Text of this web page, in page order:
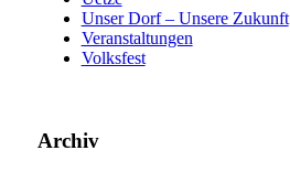
Unser Dorf – Unsere Zukunft
Veranstaltungen
Volksfest
Archiv